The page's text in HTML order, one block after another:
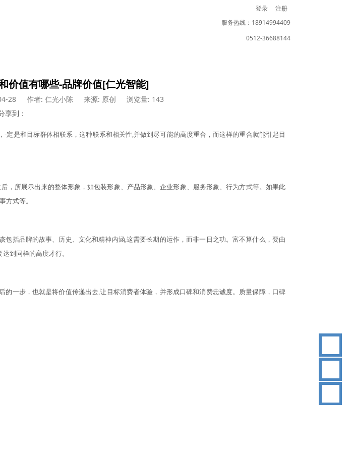
登录
注册
服务热线：18914994409
0512-36688144
价值有哪些-品牌价值[仁光智能]
28 作者: 仁光小陈 来源: 原创
浏览量: 143
享到：
-定是和目标群体相联系，这种联系和相关性,并做到尽可能的高度重合，而这样的重合就能引起目
，所展示出来的整体形象，如包装形象、产品形象、企业形象、服务形象、行为方式等。如果此
方式等。
包括品牌的故事、历史、文化和精神内涵,这需要长期的运作，而非一日之功。富不算什么，要由
到同样的高度才行。
的一步，也就是将价值传递出去,让目标消费者体验，并形成口碑和消费忠诚度。质量保障，口碑